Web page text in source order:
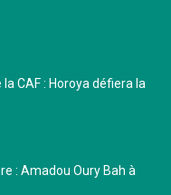
CAF : Horoya défiera la
: Amadou Oury Bah à